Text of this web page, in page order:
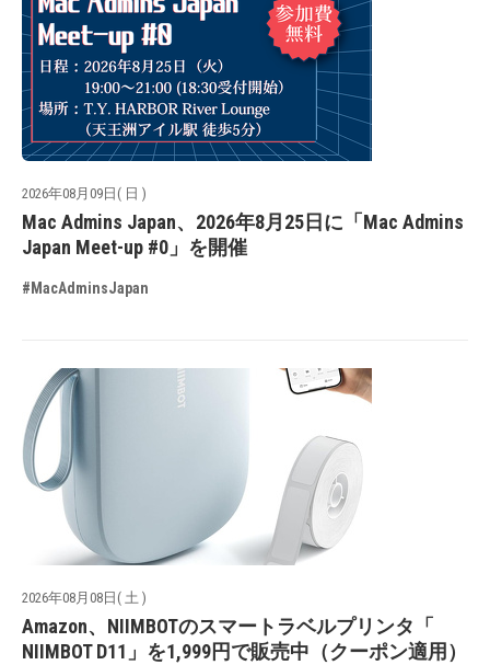
2026年08月09日( 日 )
Mac Admins Japan、2026年8月25日に「Mac Admins
Japan Meet-up #0」を開催
#MacAdminsJapan
2026年08月08日( 土 )
Amazon、NIIMBOTのスマートラベルプリンタ「
NIIMBOT D11」を1,999円で販売中（クーポン適用）